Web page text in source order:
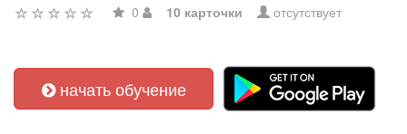
0 10 карточки отсутствует
начать обучение